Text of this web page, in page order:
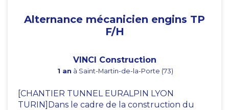
Alternance mécanicien engins TP
F/H
VINCI Construction
1 an à Saint-Martin-de-la-Porte (73)
[CHANTIER TUNNEL EURALPIN LYON
TURIN]Dans le cadre de la construction du